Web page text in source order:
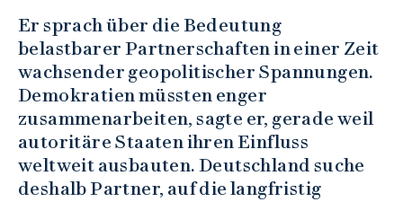
Er sprach über die Bedeutung
belastbarer Partnerschaften in einer Zeit
wachsender geopolitischer Spannungen.
Demokratien müssten enger
zusammenarbeiten, sagte er, gerade weil
autoritäre Staaten ihren Einfluss
weltweit ausbauten. Deutschland suche
deshalb Partner, auf die langfristig